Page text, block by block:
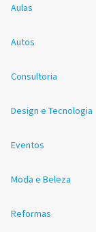
Aulas
Autos
Consultoria
Design e Tecnologia
Eventos
Moda e Beleza
Reformas